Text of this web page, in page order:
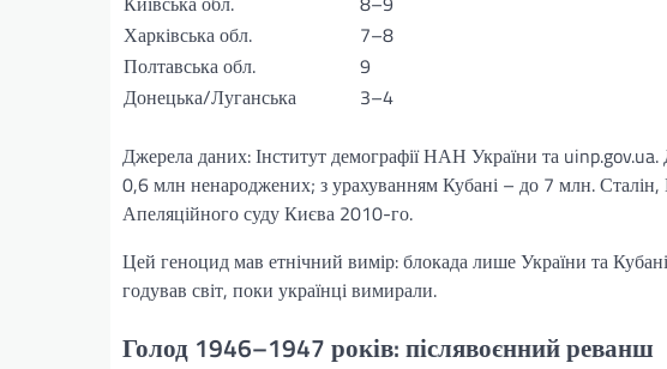
Харківська обл.
7–8
Полтавська обл.
9
Донецька/Луганська
3–4
Джерела даних: Інститут демографії НАН України та
0,6 млн ненароджених; з урахуванням Кубані – до 7 млн.
Апеляційного суду Києва 2010-го.
Цей геноцид мав етнічний вимір: блокада лише України та
годував світ, поки українці вимирали.
Голод 1946–1947 років: післявоєнний реванш